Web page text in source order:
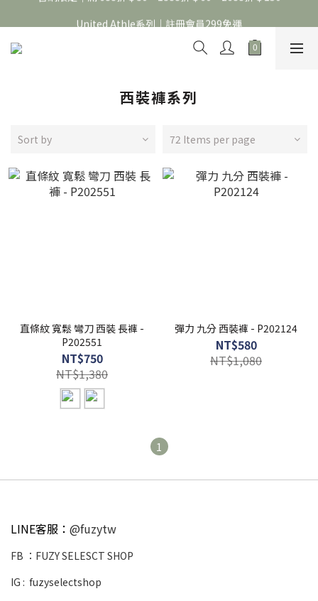
United Athle系列｜註冊會員299免運
官網限定｜滿 688折＄30，1388折＄60，2688折＄150
西裝褲系列
Sort by 72 Items per page
直條紋 寬鬆 彎刀 西裝 長褲 -
P202551
NT$750
NT$1,380
彈力 九分 西裝褲 - P202124
NT$580
NT$1,080
1
LINE客服： @fuzytw
FB ： FUZY SELESCT SHOP
IG : fuzyselectshop